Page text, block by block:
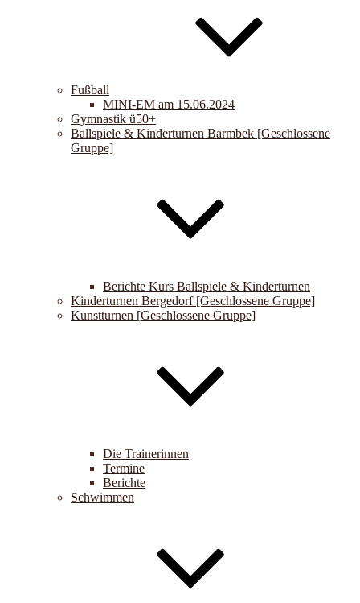
Fußball
MINI-EM am 15.06.2024
Gymnastik ü50+
Ballspiele & Kinderturnen Barmbek [Geschlossene
Gruppe]
Berichte Kurs Ballspiele & Kinderturnen
Kinderturnen Bergedorf [Geschlossene Gruppe]
Kunstturnen [Geschlossene Gruppe]
Die Trainerinnen
Termine
Berichte
Schwimmen